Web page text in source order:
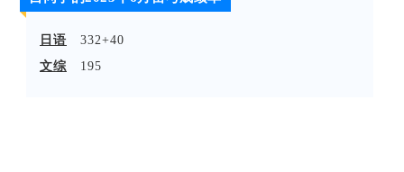
日语 332+40
文综 195